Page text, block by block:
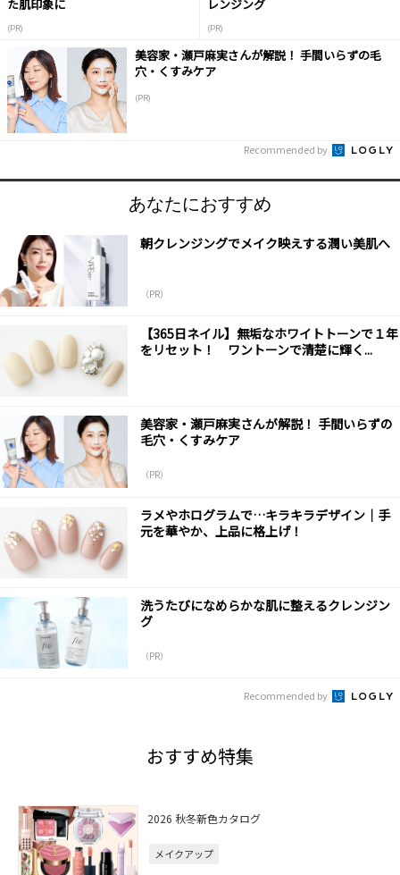
た肌印象に
(PR)
レンジング
(PR)
美容家・瀬戸麻実さんが解説！ 手間いらずの毛
穴・くすみケア
(PR)
Recommended by
あなたにおすすめ
朝クレンジングでメイク映えする潤い美肌へ
（PR）
【365日ネイル】無垢なホワイトトーンで１年
をリセット！ ワントーンで清楚に輝く...
美容家・瀬戸麻実さんが解説！ 手間いらずの
毛穴・くすみケア
（PR）
ラメやホログラムで…キラキラデザイン｜手
元を華やか、上品に格上げ！
洗うたびになめらかな肌に整えるクレンジン
グ
（PR）
Recommended by
おすすめ特集
2026 秋冬新色カタログ
メイクアップ